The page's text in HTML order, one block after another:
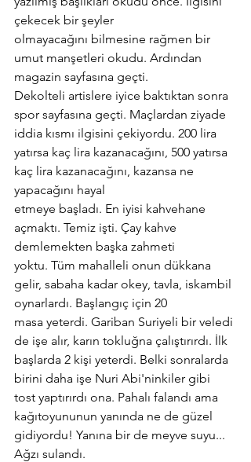
çekecek bir şeyler
olmayacağını bilmesine rağmen bir
umut manşetleri okudu. Ardından
magazin sayfasına geçti.
Dekolteli artislere iyice baktıktan sonra
spor sayfasına geçti. Maçlardan ziyade
iddia kısmı ilgisini çekiyordu. 200 lira
yatırsa kaç lira kazanacağını, 500 yatırsa
kaç lira kazanacağını, kazansa ne
yapacağını hayal
etmeye başladı. En iyisi kahvehane
açmaktı. Temiz işti. Çay kahve
demlemekten başka zahmeti
yoktu. Tüm mahalleli onun dükkana
gelir, sabaha kadar okey, tavla, iskambil
oynarlardı. Başlangıç için 20
masa yeterdi. Gariban Suriyeli bir veledi
de işe alır, karın tokluğna çalıştırırdı. İlk
başlarda 2 kişi yeterdi. Belki sonralarda
birini daha işe Nuri Abi'ninkiler gibi
tost yaptırırdı ona. Pahalı falandı ama
kağıtoyununun yanında ne de güzel
gidiyordu! Yanına bir de meyve suyu...
Ağzı sulandı.